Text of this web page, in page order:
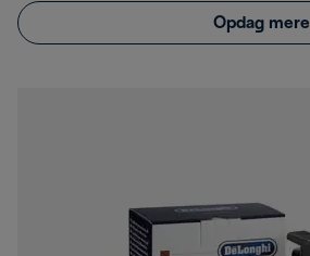
Opdag mere